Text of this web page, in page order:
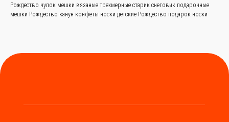
Рождество чулок мешки вязаные трехмерные старик снеговик подарочные
мешки Рождество канун конфеты носки детские Рождество подарок носки
85-37